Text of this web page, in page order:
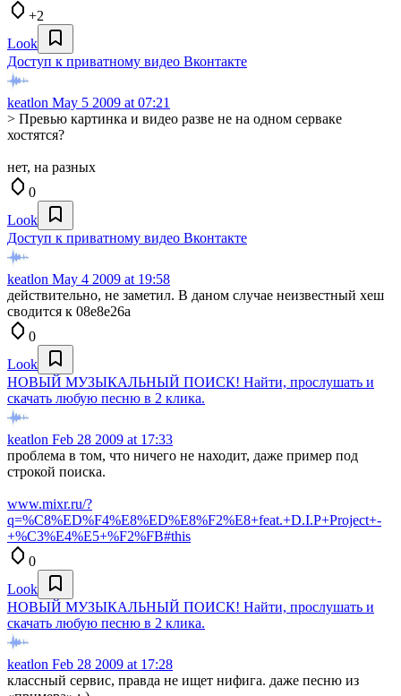
+2
Look
Доступ к приватному видео Вконтакте
keatlon May 5 2009 at 07:21
> Превью картинка и видео разве не на одном серваке
хостятся?
нет, на разных
0
Look
Доступ к приватному видео Вконтакте
keatlon May 4 2009 at 19:58
действительно, не заметил. В даном случае неизвестный хеш
сводится к 08e8e26a
0
Look
НОВЫЙ МУЗЫКАЛЬНЫЙ ПОИСК! Найти, прослушать и
скачать любую песню в 2 клика.
keatlon Feb 28 2009 at 17:33
проблема в том, что ничего не находит, даже пример под
строкой поиска.
www.mixr.ru/?
q=%C8%ED%F4%E8%ED%E8%F2%E8+feat.+D.I.P+Project+-
+%C3%E4%E5+%F2%FB#this
0
Look
НОВЫЙ МУЗЫКАЛЬНЫЙ ПОИСК! Найти, прослушать и
скачать любую песню в 2 клика.
keatlon Feb 28 2009 at 17:28
классный сервис, правда не ищет нифига. даже песню из